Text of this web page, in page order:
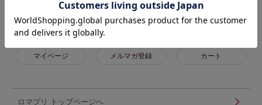
マイページ メルマガ登録 カート
ロマプリ トップページへ